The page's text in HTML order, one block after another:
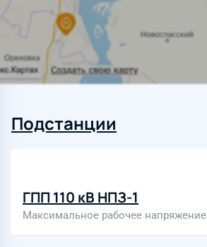
Подстанции
ГПП 110 кВ НПЗ-1
Максимальное рабочее напряжение